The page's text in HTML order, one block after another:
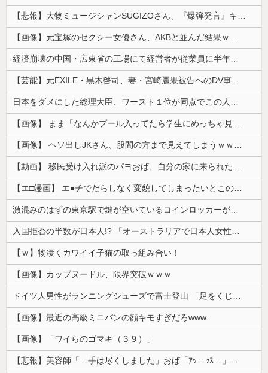
【悲報】大物ミュージシャンSUGIZOさん、『爆弾発言』キタァアアアアアーーーーーー！！
【画像】元宝塚のセクシー女優さん、AKBと並んだ結果ｗｗｗｗ
経済崩壊の中国・広東省の工場にて経営者が従業員に半年以上給料未払いした挙句高飛び。工場は空っぽに
【芸能】元EXILE・黒木啓司、妻・宮崎麗果被告へのDV事案で逮捕されていた 宮崎は全身打撲、頭部裂傷及び打撲、頸部損傷の怪我
日本をダメにした総理大臣、ワースト１位が同点でこの人ｗｗｗｗｗｗ
【画像】 まま「なんかプール入ってたら学生にめっちゃ見られたw」
【画像】 ヘソ出しJKさん、股間の方まで見えてしまうｗｗｗｗｗｗｗｗｗ
【動画】 移民受け入れ派のパヨおば、自分の家に来られたら全力で拒否るｗｗｗｗｗｗｗｗｗｗｗｗ
【エ□漫画】 エ●チでだらしなく変貌してしまったいとこのお姉ちゃんにチン○ン搾り取られちゃうショタ君…！
激混みのはずの東京駅で鍵が空いているコインロッカーが散見、「ラッキー」と思って中を確認してみると……
入国拒否の半数が日本人!? 「オーストラリアで日本人女性が売春」
【ｗ】物凄くカワイイ子猫の取っ組み合い！
【画像】カップヌードル、限界突破ｗｗｗ
ドイツ人男性がランニングシューズで富士登山 「足をくじいて動けない」
【画像】最近の高級ミニバンの顔キモすぎだろwww
【画像】「ワイらのゴマキ（３９）」
【悲報】美容師「…手は尽くしました」おば「ｱｯ…ｯｽ…」→